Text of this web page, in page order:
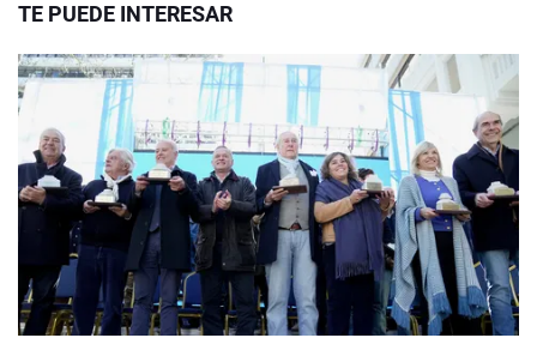
TE PUEDE INTERESAR